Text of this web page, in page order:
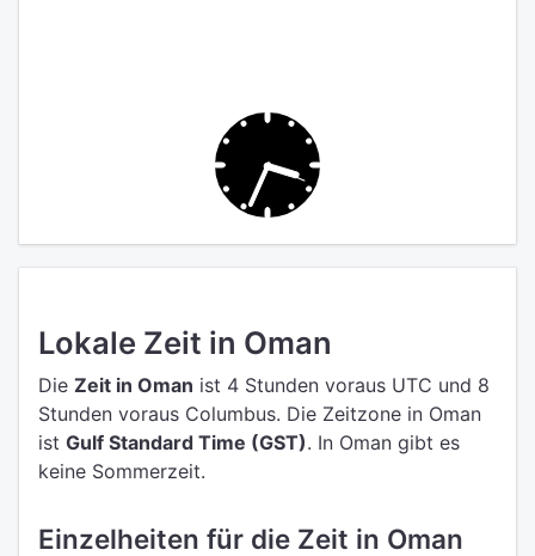
Lokale Zeit in Oman
Die Zeit in Oman ist 4 Stunden voraus UTC und 8
Stunden voraus Columbus. Die Zeitzone in Oman
ist Gulf Standard Time (GST). In Oman gibt es
keine Sommerzeit.
Einzelheiten für die Zeit in Oman